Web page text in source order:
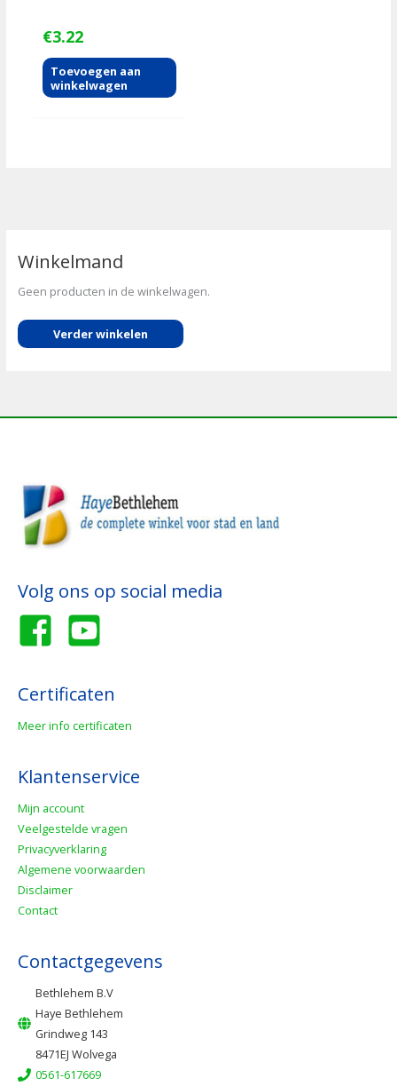
€3.22
Toevoegen aan
winkelwagen
Winkelmand
Geen producten in de winkelwagen.
Verder winkelen
Volg ons op social media
Certificaten
Meer info certificaten
Klantenservice
Mijn account
Veelgestelde vragen
Privacyverklaring
Algemene voorwaarden
Disclaimer
Contact
Contactgegevens
Bethlehem B.V
Haye Bethlehem
Grindweg 143
8471EJ Wolvega
0561-617669